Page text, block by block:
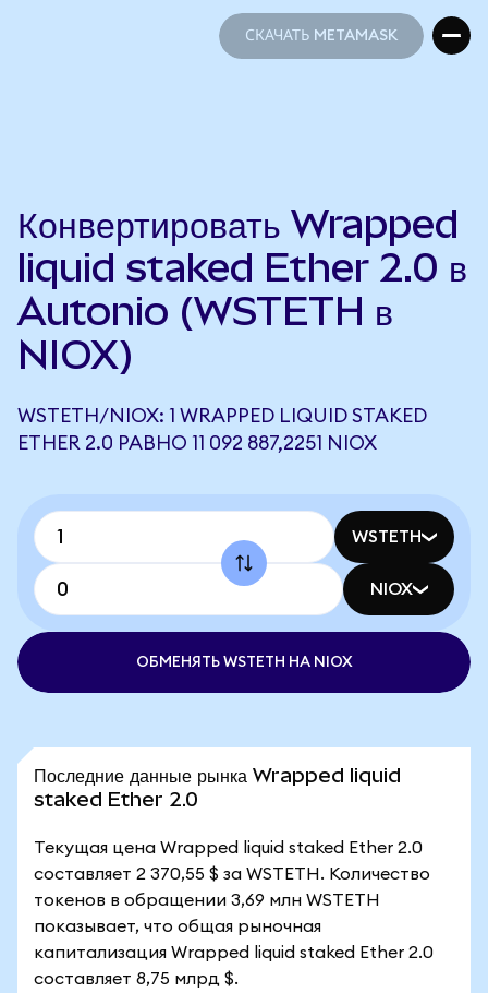
СКАЧАТЬ METAMASK
Конвертировать Wrapped
liquid staked Ether 2.0 в
Autonio (WSTETH в
NIOX)
WSTETH/NIOX: 1 WRAPPED LIQUID STAKED
ETHER 2.0 РАВНО 11 092 887,2251 NIOX
WSTETH
NIOX
ОБМЕНЯТЬ WSTETH НА NIOX
Последние данные рынка Wrapped liquid
staked Ether 2.0
Текущая цена Wrapped liquid staked Ether 2.0
составляет 2 370,55 $ за WSTETH. Количество
токенов в обращении 3,69 млн WSTETH
показывает, что общая рыночная
капитализация Wrapped liquid staked Ether 2.0
составляет 8,75 млрд $.